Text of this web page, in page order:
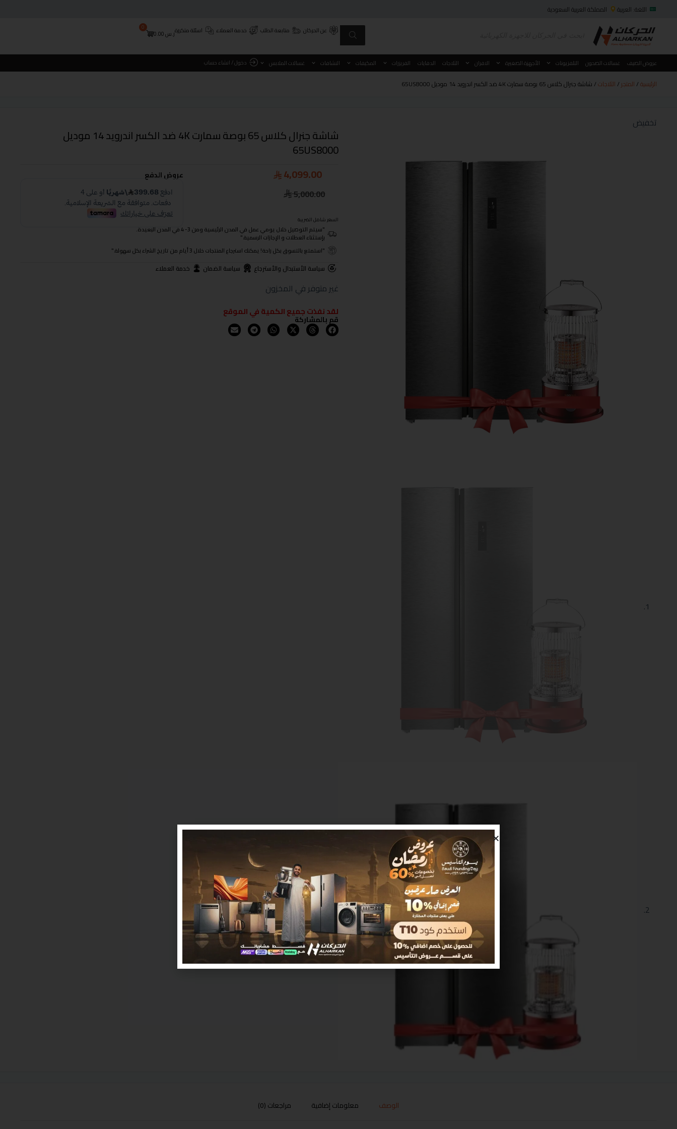
اللغة: العربية المملكة العربية السعودية
عن الحركان متابعة الطلب خدمة العملاء اسئلة متكررةر.س0.00
0
عروض الصيف غسالات الصحون التلفزيونات الأجهزة الصغيرة الافران الثلاجات الدفايات الفريزرات المكيفات النشافات غسالات الملابس دخول / انشاء حساب
الرئيسية/ المتجر / الثلاجات/ شاشة جنرال كلاس 65 بوصة سمارت 4K ضد الكسر اندرويد 14 موديل 65US8000
تخفيض
شاشة جنرال كلاس 65 بوصة سمارت 4K ضد الكسر اندرويد 14 موديل
65US8000
5,000.00
4,099.00
السعر شامل الضريبة
عروض الدفع
"سيتم التوصيل خلال يومي عمل في المدن الرئيسية ومن 3- 4 في المدن البعيدة.
بإستثناء العطلات و الإجازات الرسمية."
"استمتع بالتسوق بكل راحة! يمكنك استرجاع المنتجات خلال 3 أيام من تاريخ الشراء بكل سهولة."
سياسة الأستبدال والأسترجاع سياسة الضمان خدمة العملاء
غير متوفر في المخزون
لقد نفذت جميع الكمية في الموقع
قم بالمشاركة
الوصف معلومات إضافية مراجعات (0)